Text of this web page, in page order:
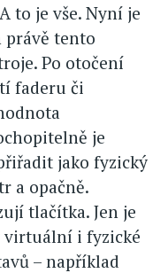
to je vše. Nyní je
právě tento
Po otočení
faderu či
je
jako fyzický
a opačně.
tlačítka. Jen je
virtuální i fyzické
– například